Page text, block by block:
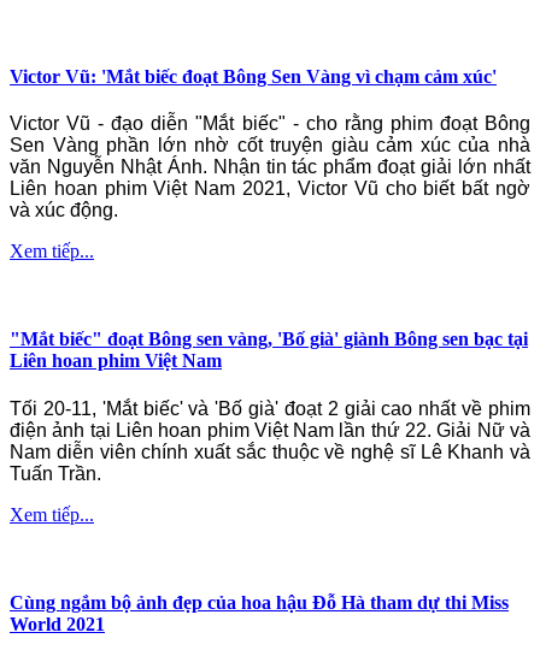
Victor Vũ: 'Mắt biếc đoạt Bông Sen Vàng vì chạm cảm xúc'
Victor Vũ - đạo diễn "Mắt biếc" - cho rằng phim đoạt Bông
Sen Vàng phần lớn nhờ cốt truyện giàu cảm xúc của nhà
văn Nguyễn Nhật Ánh. Nhận tin tác phẩm đoạt giải lớn nhất
Liên hoan phim Việt Nam 2021, Victor Vũ cho biết bất ngờ
và xúc động.
Xem tiếp...
"Mắt biếc" đoạt Bông sen vàng, 'Bố già' giành Bông sen bạc tại
Liên hoan phim Việt Nam
Tối 20-11, 'Mắt biếc' và 'Bố già' đoạt 2 giải cao nhất về phim
điện ảnh tại Liên hoan phim Việt Nam lần thứ 22. Giải Nữ và
Nam diễn viên chính xuất sắc thuộc về nghệ sĩ Lê Khanh và
Tuấn Trần.
Xem tiếp...
Cùng ngắm bộ ảnh đẹp của hoa hậu Đỗ Hà tham dự thi Miss
World 2021